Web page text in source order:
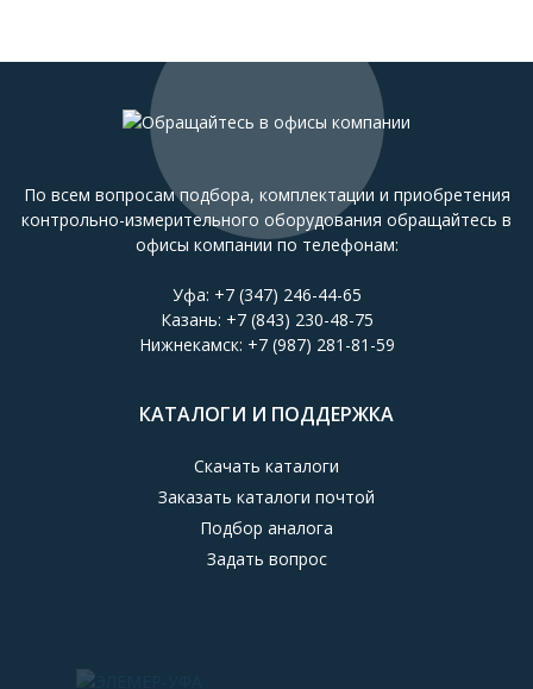
По всем вопросам подбора, комплектации и приобретения
контрольно-измерительного оборудования обращайтесь в
офисы компании по телефонам:
Уфа: +7 (347) 246-44-65
Казань: +7 (843) 230-48-75
Нижнекамск: +7 (987) 281-81-59
КАТАЛОГИ И ПОДДЕРЖКА
Скачать каталоги
Заказать каталоги почтой
Подбор аналога
Задать вопрос